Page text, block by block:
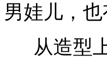
男娃儿，也
从造型上